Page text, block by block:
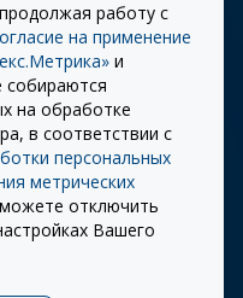
© 2026 «СТОУН-XXI»
Разработка сайта –
ITECH
работу с
на применение
и
собираются
на обработке
в соответствии с
персональных
метрических
отключить
Вашего